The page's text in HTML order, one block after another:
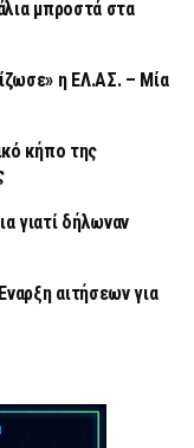
μπροστά στα
η ΕΛ.ΑΣ. – Μία
κήπο της
γιατί δήλωναν
αιτήσεων για